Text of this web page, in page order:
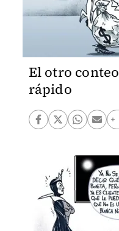
El otro conteo
rápido